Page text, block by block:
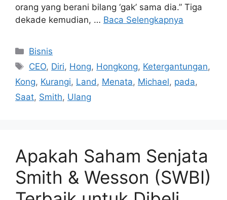
orang yang berani bilang ‘gak’ sama dia.” Tiga
dekade kemudian, … Baca Selengkapnya
Kategori
Bisnis
Tag
CEO, Diri, Hong, Hongkong, Ketergantungan,
Kong, Kurangi, Land, Menata, Michael, pada,
Saat, Smith, Ulang
Apakah Saham Senjata
Smith & Wesson (SWBI)